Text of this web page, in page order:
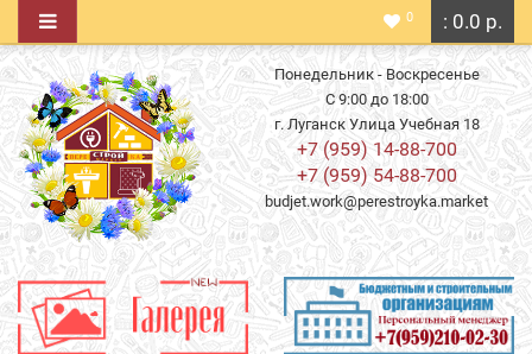
: 0.0 р.
0
Понедельник - Воскресенье
С 9:00 до 18:00
г. Луганск Улица Учебная 18
+7 (959) 14-88-700
+7 (959) 54-88-700
budjet.work@perestroyka.market